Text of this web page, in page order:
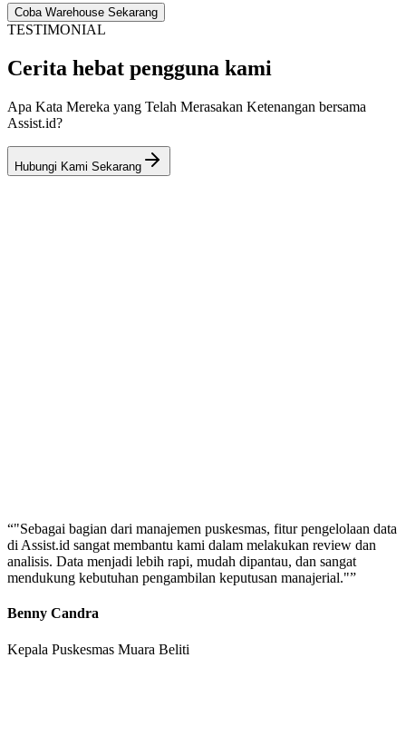
Coba Warehouse Sekarang
TESTIMONIAL
Cerita hebat pengguna kami
Apa Kata Mereka yang Telah Merasakan Ketenangan bersama
Assist.id?
Hubungi Kami Sekarang
“"Sebagai bagian dari manajemen puskesmas, fitur pengelolaan data
di Assist.id sangat membantu kami dalam melakukan review dan
analisis. Data menjadi lebih rapi, mudah dipantau, dan sangat
mendukung kebutuhan pengambilan keputusan manajerial."”
Benny Candra
Kepala Puskesmas Muara Beliti